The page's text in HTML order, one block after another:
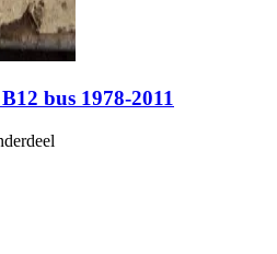
bus 1978-2011